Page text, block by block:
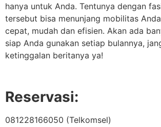
hanya untuk Anda. Tentunya dengan
tersebut bisa menunjang mobilitas
cepat, mudah dan efisien. Akan ada
siap Anda gunakan setiap bulannya,
ketinggalan beritanya ya!
Reservasi:
081228166050 (Telkomsel)